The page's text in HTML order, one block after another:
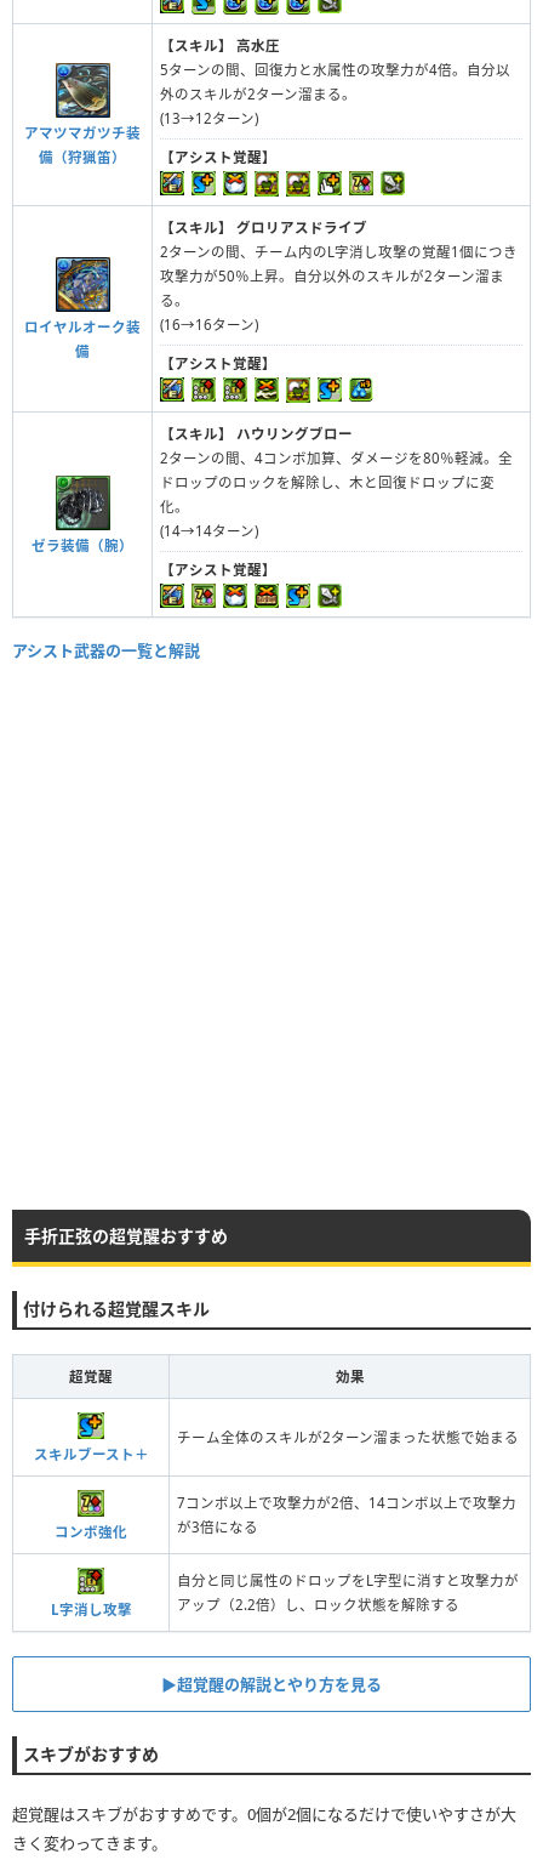
アマツマガツチ装
備（狩猟笛）
【スキル】
高水圧
5ターンの間、回復力と水属性の攻撃力が4倍。自分以
外のスキルが2ターン溜まる。
(13→12ターン)
【アシスト覚醒】
ロイヤルオーク装
備
【スキル】
グロリアスドライブ
2ターンの間、チーム内のL字消し攻撃の覚醒1個につき
攻撃力が50％上昇。自分以外のスキルが2ターン溜ま
る。
(16→16ターン)
【アシスト覚醒】
ゼラ装備（腕）
【スキル】
ハウリングブロー
2ターンの間、4コンボ加算、ダメージを80％軽減。全
ドロップのロックを解除し、木と回復ドロップに変
化。
(14→14ターン)
【アシスト覚醒】
アシスト武器の一覧と解説
手折正弦の超覚醒おすすめ
付けられる超覚醒スキル
超覚醒 効果
スキルブースト＋
チーム全体のスキルが2ターン溜まった状態で始まる
コンボ強化
7コンボ以上で攻撃力が2倍、14コンボ以上で攻撃力
が3倍になる
L字消し攻撃
自分と同じ属性のドロップをL字型に消すと攻撃力が
アップ（2.2倍）し、ロック状態を解除する
▶︎超覚醒の解説とやり方を見る
スキブがおすすめ
超覚醒はスキブがおすすめです。0個が2個になるだけで使いやすさが大
きく変わってきます。